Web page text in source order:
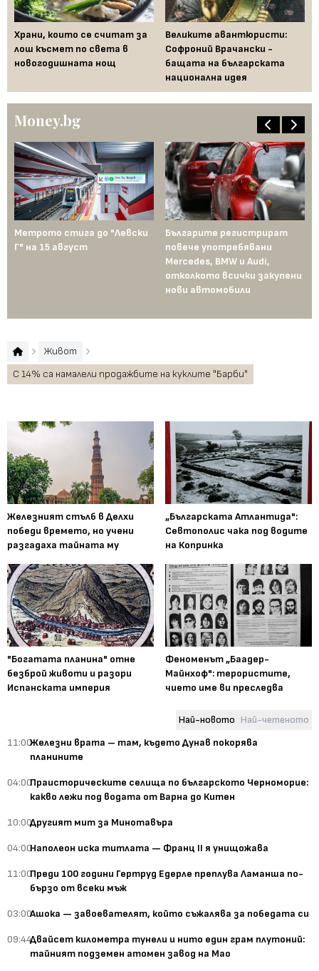
Храни, които се считат за
лош късмет по света в
новогодишната нощ
Великите авантюристи:
Софроний Врачански -
бащата на българската
национална идея
Money.bg
Метрото стига до "Левски
Г" на 15 август
Българите регистрират
повече употребявани
Mercedes, BMW и Audi,
отколкото всички закупени
нови автомобили
Живот
С 14% са намалели продажбите на куклите "Барби"
Железният стълб в Делхи
победи времето, но учени
разгадаха тайната му
„Българската Атлантида":
Севтополис чака под водите
на Копринка
"Богатата планина" отне
безброй животи и разори
Испанската империя
Феноменът „Баадер-
Майнхоф": терористите,
чието име ви преследва
Най-новото Най-четеното
11:00Железни врата – там, където Дунав покорява
планините
04:00Праисторическите селища по българското Черноморие:
какво лежи под водата от Варна до Китен
10:00Другият мит за Минотавъра
04:00Наполеон иска титлата — Франц II я унищожава
11:00Преди 100 години Гертруд Едерле преплува Ламанша по-
бързо от всеки мъж
03:00Ашока — завоевателят, който съжалява за победата си
09:44Двайсет километра тунели и нито един грам плутоний:
тайният подземен атомен завод на Мао